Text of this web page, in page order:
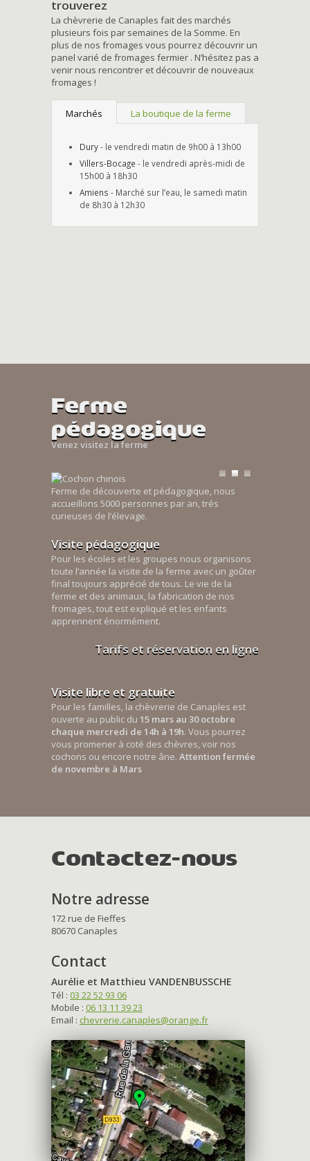
trouverez
La chèvrerie de Canaples fait des marchés
plusieurs fois par semaines de la Somme. En
plus de nos fromages vous pourrez découvrir un
panel varié de fromages fermier . N’hésitez pas a
venir nous rencontrer et découvrir de nouveaux
fromages !
Marchés La boutique de la ferme
Dury- le vendredi matin de 9h00 à 13h00
Villers-Bocage - le vendredi après-midi de
15h00 à 18h30
Amiens - Marché sur l’eau, le samedi matin
de 8h30 à 12h30
Ferme
pédagogique
Venez visitez la ferme
Ferme de découverte et pédagogique, nous
accueillons 5000 personnes par an, trés
curieuses de l’élevage.
Visite pédagogique
Pour les écoles et les groupes nous organisons
toute l’année la visite de la ferme avec un goûter
final toujours apprécié de tous. Le vie de la
ferme et des animaux, la fabrication de nos
fromages, tout est expliqué et les enfants
apprennent énormément.
Tarifs et réservation en ligne
Visite libre et gratuite
Pour les familles, la chèvrerie de Canaples est
ouverte au public du 15 mars au 30 octobre
chaque mercredi de 14h à 19h. Vous pourrez
vous promener à coté des chèvres, voir nos
cochons ou encore notre âne. Attention fermée
de novembre à Mars
Contactez-nous
Notre adresse
172 rue de Fieffes
80670 Canaples
Contact
Aurélie et Matthieu VANDENBUSSCHE
Tél : 03 22 52 93 06
Mobile : 06 13 11 39 23
Email : chevrerie.canaples@orange.fr